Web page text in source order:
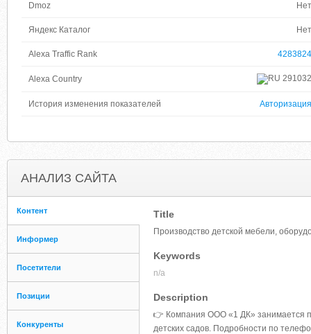
Dmoz Нет
Яндекс Каталог Нет
Alexa Traffic Rank 4283824
Alexa Country 291032
История изменения показателей Авторизация
АНАЛИЗ САЙТА
Контент
Информер
Посетители
Позиции
Конкуренты
Title
Производство детской мебели,
Keywords
n/a
Description
👉 Компания ООО «1 ДК» занимается
детских садов. Подробности по